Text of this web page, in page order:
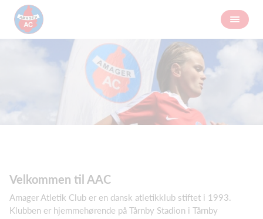
Velkommen til AAC
Amager Atletik Club er en dansk atletikklub stiftet i 1993.
Klubben er hjemmehørende på Tårnby Stadion i Tårnby